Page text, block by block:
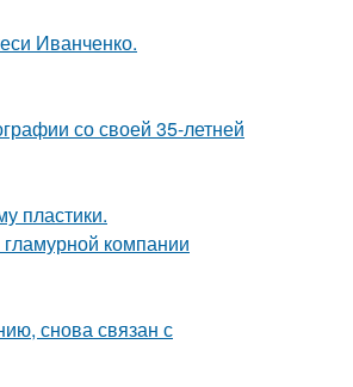
Иванченко.
со своей 35-летней
пластики.
компании
снова связан с